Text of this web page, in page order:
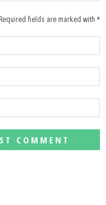
fields are marked with *